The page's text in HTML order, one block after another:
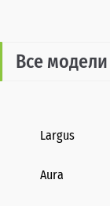
Все модели
Largus
Aura